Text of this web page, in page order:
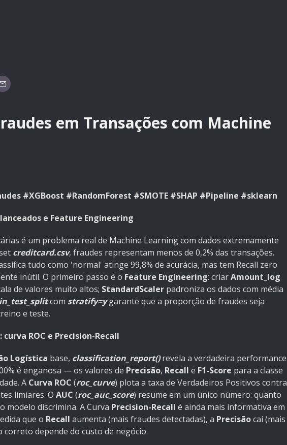
em Transações com Machine
#XGBoost #RandomForest #SMOTE #SHAP #Pipeline #sklearn
e Feature Engineering
é um problema real de Machine Learning com dados extremamente
creditcard.csv, fraudes representam menos de 0,2% das transações.
tudo como 'normal' atinge 99,8% de acurácia, mas tem Recall zero
inútil. O primeiro passo é o Feature Engineering: criarAmount_log
de valores muito altos; StandardScaler padroniza os dados com média
com stratify=ygarante que a proporção de fraudes seja
e teste.
ROC e Precision-Recall
Logística base, classification_report()revela a verdadeira performance
é enganosa — os valores de Precisão, Recall e F1-Score para a classe
A Curva ROC (roc_curve) plota a taxa de Verdadeiros Positivos contra
limiares. O AUC (roc_auc_score) resume em um único número: quanto
modelo discrimina. A Curva Precision-Recall é ainda mais informativa em
que o Recall aumenta (mais fraudes detectadas), a Precisãocai (mais
correto depende do custo de negócio.